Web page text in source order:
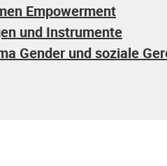
Empowerment
und Instrumente
Gender und soziale